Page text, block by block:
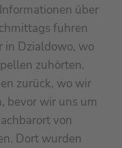
über
fuhren
in Dzialdowo, wo
zuhörten.
zurück, wo wir
bevor wir uns um
von
Dort wurden